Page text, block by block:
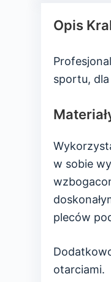
Opis
sportu,
w sobie
pleców
otarciami.